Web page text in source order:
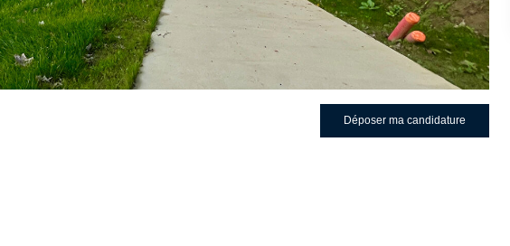
Déposer ma candidature